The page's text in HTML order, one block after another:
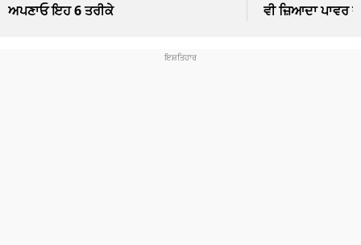
ਅਪਣਾਓ ਇਹ 6 ਤਰੀਕੇ
ਵੀ ਜ਼ਿਆਦਾ ਪਾਵਰ